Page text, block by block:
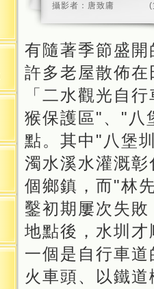
攝影者：唐致庸
有隨著季節盛
許多老屋散佈
「二水觀光自
猴保護區"、"八
點。其中"八堡
濁水溪水灌溉
個鄉鎮，而"林
鑿初期屢次失
地點後，水圳
一個是自行車
火車頭、以鐵